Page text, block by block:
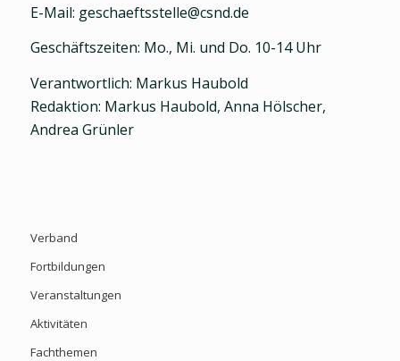
E-Mail: geschaeftsstelle@csnd.de
Geschäftszeiten: Mo., Mi. und Do. 10-14 Uhr
Verantwortlich: Markus Haubold
Redaktion: Markus Haubold, Anna Hölscher,
Andrea Grünler
Verband
Fortbildungen
Veranstaltungen
Aktivitäten
Fachthemen